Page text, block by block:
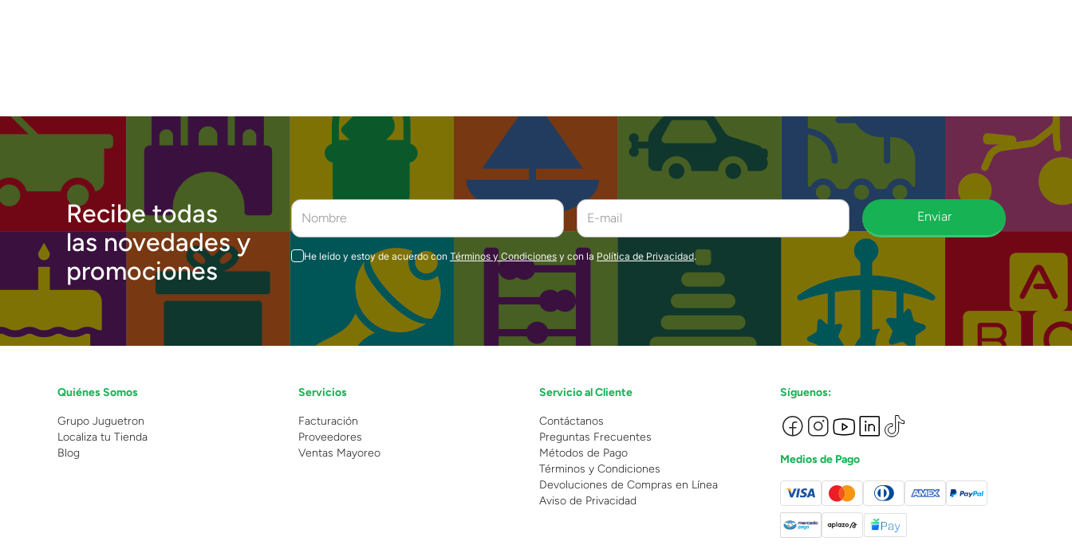
Recibe todas
las novedades y
promociones
Enviar
He leído y estoy de acuerdo con Términos y Condiciones y con la Política de Privacidad.
Quiénes Somos
Grupo Juguetron
Localiza tu Tienda
Blog
Servicios
Facturación
Proveedores
Ventas Mayoreo
Servicio al Cliente
Contáctanos
Preguntas Frecuentes
Métodos de Pago
Términos y Condiciones
Devoluciones de Compras en Línea
Aviso de Privacidad
Síguenos:
Medios de Pago